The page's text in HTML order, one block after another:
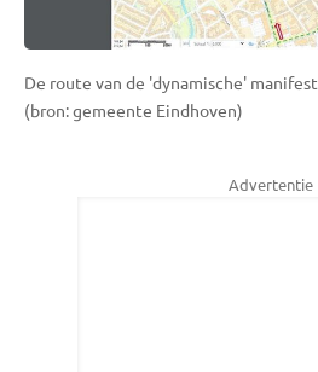
De route van de 'dynamische'
(bron: gemeente Eindhoven)
Advertentie